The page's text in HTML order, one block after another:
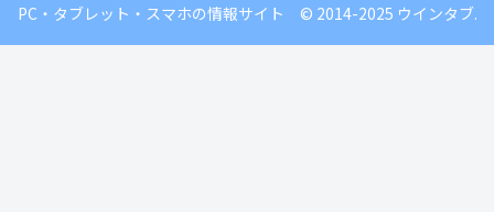
PC・タブレット・スマホの情報サイト © 2014-2025 ウインタブ.